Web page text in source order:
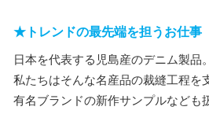
★トレンドの最先端を担うお仕事
日本を代表する児島産のデニム製品。
私たちはそんな名産品の裁縫工程を
有名ブランドの新作サンプルなども